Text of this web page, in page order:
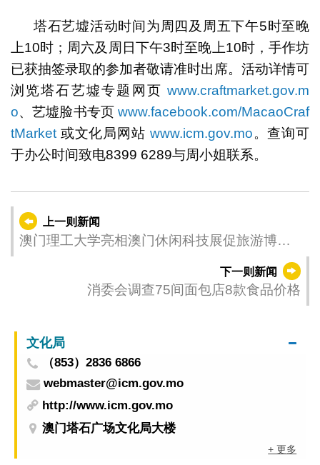
塔石艺墟活动时间为周四及周五下午5时至晚
上10时；周六及周日下午3时至晚上10时，手作坊
已获抽签录取的参加者敬请准时出席。活动详情可
浏览塔石艺墟专题网页www.craftmarket.gov.m
o、艺墟脸书专页www.facebook.com/MacaoCraf
tMarket 或文化局网站 www.icm.gov.mo。查询可
于办公时间致电8399 6289与周小姐联系。
上一则新闻
澳门理工大学亮相澳门休闲科技展促旅游博彩
下一则新闻
消委会调查75间面包店8款食品价格
文化局
（853）2836 6866
webmaster@icm.gov.mo
http://www.icm.gov.mo
澳门塔石广场文化局大楼
+ 更多